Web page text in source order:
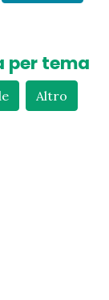
per tema
Altro